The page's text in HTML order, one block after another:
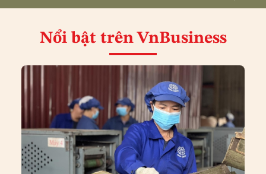
Nổi bật trên VnBusiness